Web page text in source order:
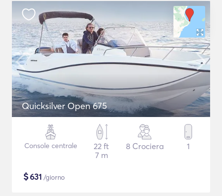
Quicksilver Open 675
Console centrale
22 ft
7 m
8 Crociera 1
$631 /giorno